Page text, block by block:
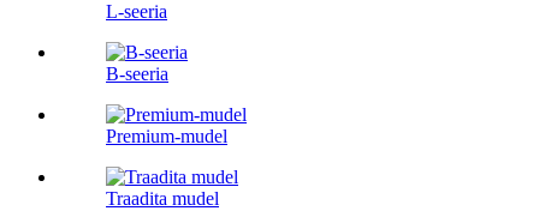
L-seeria
B-seeria
Premium-mudel
Traadita mudel